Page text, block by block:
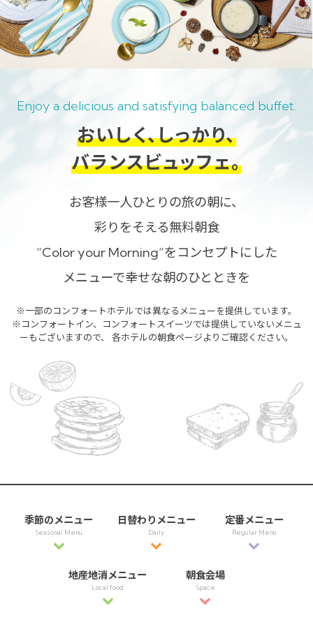
Enjoy a delicious and satisfying balanced buffet.
おいしく、しっかり、
バランスビュッフェ。
お客様一人ひとりの旅の朝に、
彩りをそえる無料朝食
“Color your Morning”をコンセプトにした
メニューで幸せな朝のひとときを
※一部のコンフォートホテルでは異なるメニューを提供しています。
※コンフォートイン、コンフォートスイーツでは提供していないメニュ
ーもございますので、
各ホテルの朝食ページよりご確認ください。
季節のメニュー
Seasonal Menu
日替わりメニュー
Daily
定番メニュー
Regular Menu
地産地消メニュー
Local food
朝食会場
Space